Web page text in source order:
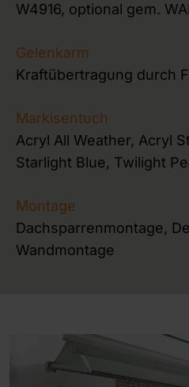
W4916, optional gem.
Gelenkarm
Kraftübertragung durch
Markisentuch
Acryl All Weather, Acryl
Starlight Blue, Twilight
Montage
Dachsparrenmontage,
Wandmontage